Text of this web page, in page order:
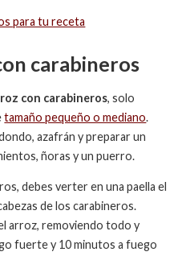
para tu receta
carabineros
con carabineros, solo
tamaño pequeño o mediano.
azafrán y preparar un
ñoras y un puerro.
debes verter en una paella el
de los carabineros.
arroz, removiendo todo y
fuerte y 10 minutos a fuego